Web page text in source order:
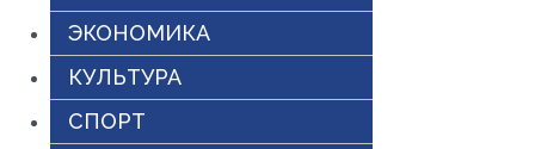
ЭКОНОМИКА
КУЛЬТУРА
СПОРТ